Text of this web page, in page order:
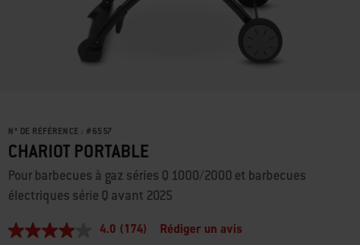
N° DE RÉFÉRENCE : # 6557
CHARIOT PORTABLE
Pour barbecues à gaz séries Q 1000/2000 et barbecues
électriques série Q avant 2025
4.0
4.0 (174) Rédiger un avis